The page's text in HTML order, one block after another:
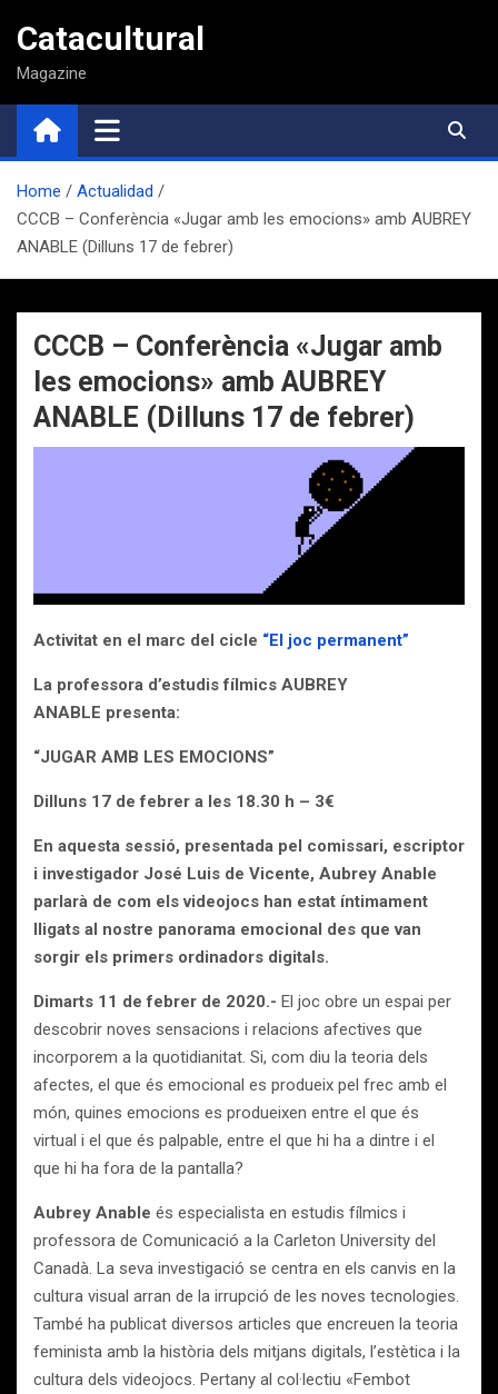
contenido
Catacultural
Magazine
Home
Actualidad
CCCB – Conferència «Jugar amb les emocions» amb AUBREY
ANABLE (Dilluns 17 de febrer)
CCCB – Conferència «Jugar amb
les emocions» amb AUBREY
ANABLE (Dilluns 17 de febrer)
Activitat en el marc del cicle “El joc permanent”
La professora d’estudis fílmics AUBREY
ANABLE presenta:
“JUGAR AMB LES EMOCIONS”
Dilluns 17 de febrer a les 18.30 h – 3€
En aquesta sessió, presentada pel comissari, escriptor
i investigador José Luis de Vicente, Aubrey Anable
parlarà de com els videojocs han estat íntimament
lligats al nostre panorama emocional des que van
sorgir els primers ordinadors digitals.
Dimarts 11 de febrer de 2020.- El joc obre un espai per
descobrir noves sensacions i relacions afectives que
incorporem a la quotidianitat. Si, com diu la teoria dels
afectes, el que és emocional es produeix pel frec amb el
món, quines emocions es produeixen entre el que és
virtual i el que és palpable, entre el que hi ha a dintre i el
que hi ha fora de la pantalla?
Aubrey Anable és especialista en estudis fílmics i
professora de Comunicació a la Carleton University del
Canadà. La seva investigació se centra en els canvis en la
cultura visual arran de la irrupció de les noves tecnologies.
També ha publicat diversos articles que encreuen la teoria
feminista amb la història dels mitjans digitals, l’estètica i la
cultura dels videojocs. Pertany al col·lectiu «Fembot